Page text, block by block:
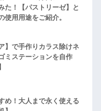
た！【パストリーゼ】と
使用用途をご紹介。
】で手作りカラス除けネ
ミステーションを自作
め！大人まで永く使える